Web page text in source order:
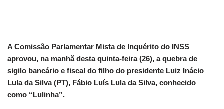
A Comissão Parlamentar Mista de Inquérito do INSS
aprovou, na manhã desta quinta-feira (26), a quebra de
sigilo bancário e fiscal do filho do presidente Luiz Inácio
Lula da Silva (PT), Fábio Luís Lula da Silva, conhecido
como “Lulinha”.